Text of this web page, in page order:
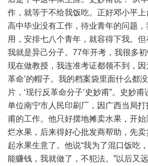
作，就等于不给我饭吃。正好邓小平上
高中毕业没有工作，待业青年的问题
用，安排七八个青年，就容得下我。但
我就是异己分子。77年开考，我很多初
现在做教授，我连准考证都领不到，因
革命’的帽子。我的档案袋里面什么都
片，‘现行反革命分子’史妙甫”。史妙
单位南宁市人民印刷厂，因广西当局
甫的工作。他只好摆地摊卖水果，开
烂水果，后来得好心批发商帮助，先
起水果生意了。他说“我为了混口饭吃
能赚钱，我就做了，不犯法。”以后又